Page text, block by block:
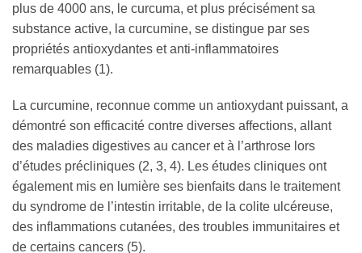
plus de 4000 ans, le curcuma, et plus précisément sa
substance active, la curcumine, se distingue par ses
propriétés antioxydantes et anti-inflammatoires
remarquables (1).
La curcumine, reconnue comme un antioxydant puissant, a
démontré son efficacité contre diverses affections, allant
des maladies digestives au cancer et à l’arthrose lors
d’études précliniques (2, 3, 4). Les études cliniques ont
également mis en lumière ses bienfaits dans le traitement
du syndrome de l’intestin irritable, de la colite ulcéreuse,
des inflammations cutanées, des troubles immunitaires et
de certains cancers (5).